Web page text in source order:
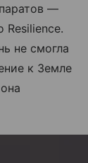
—
Resilience.
не смогла
к Земле